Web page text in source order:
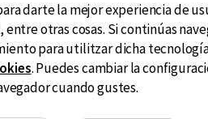
darte la mejor experiencia de
otras cosas. Si continúas
para utilitzar dicha
. Puedes cambiar la
cuando gustes.